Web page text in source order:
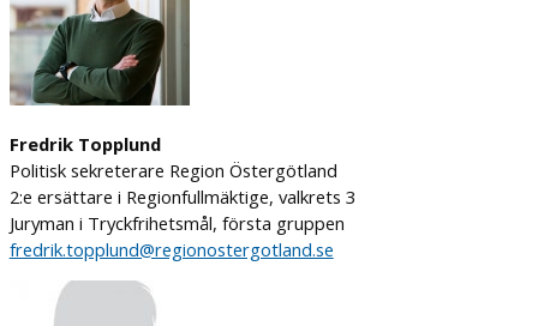
Fredrik Topplund
Politisk sekreterare Region Östergötland
2:e ersättare i Regionfullmäktige, valkrets 3
Juryman i Tryckfrihetsmål, första gruppen
fredrik.topplund@regionostergotland.se